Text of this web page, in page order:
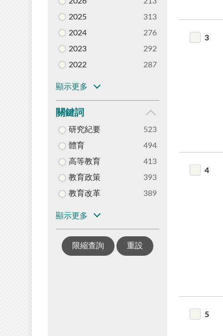
2025
313
2024
276
2023
292
2022
287
顯示更多
關鍵詞
研究紀要
523
體育
494
高等教育
413
教育政策
393
教育改革
389
顯示更多
限縮查詢 重設
3
4
5